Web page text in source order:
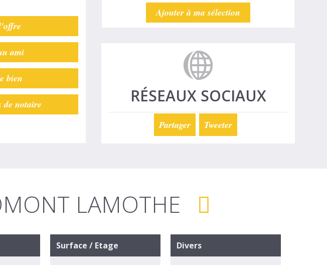
ami
bien
de notaire
Ajouter à ma sélection
RÉSEAUX SOCIAUX
Partager Tweeter
LAMOTHE
Surface / Etage Divers